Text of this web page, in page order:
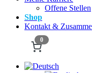
Offene Stellen
Shop
Kontakt &
0